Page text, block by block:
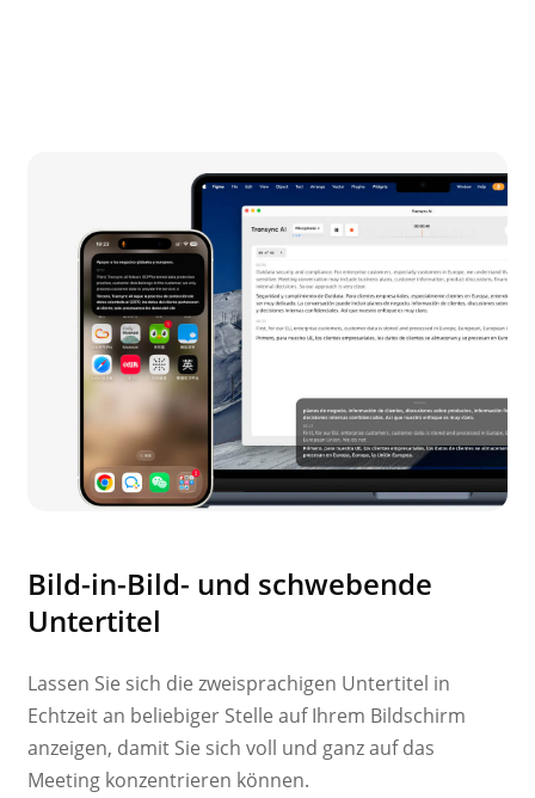
Bild-in-Bild- und schwebende
Untertitel
Lassen Sie sich die zweisprachigen Untertitel in
Echtzeit an beliebiger Stelle auf Ihrem Bildschirm
anzeigen, damit Sie sich voll und ganz auf das
Meeting konzentrieren können.